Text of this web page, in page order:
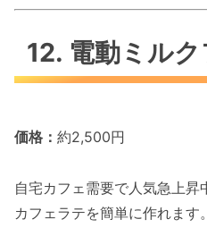
12. 電動ミル
価格： 約2,500円
自宅カフェ需要で人気急上昇
カフェラテを簡単に作れます。